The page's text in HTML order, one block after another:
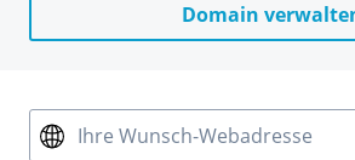
Domain
Ihre Wunsch-Webadresse